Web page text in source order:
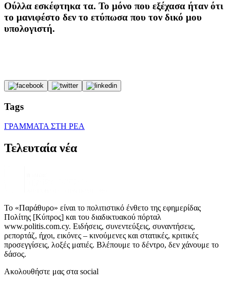
Ούλλα εσκέφτηκα τα. Το μόνο που εξέχασα ήταν ότι
το μανιφέστο δεν το ετύπωσα που τον δικό μου
υπολογιστή.
Tags
ΓΡΑΜΜΑΤΑ ΣΤΗ ΡΕΑ
Τελευταία νέα
Το «Παράθυρο» είναι το πολιτιστικό ένθετο της εφημερίδας
Πολίτης [Κύπρος] και του διαδικτυακού πόρταλ
www.politis.com.cy. Ειδήσεις, συνεντεύξεις, συναντήσεις,
ρεπορτάζ, ήχοι, εικόνες – κινούμενες και στατικές, κριτικές
προσεγγίσεις, λοξές ματιές. Βλέπουμε το δέντρο, δεν χάνουμε το
δάσος.
Ακολουθήστε μας στα social